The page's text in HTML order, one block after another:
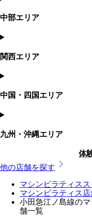
中部エリア
関西エリア
中国・四国エリア
九州・沖縄エリア
体
他の店舗を探す
マシンピラティスス
マシンピラティス
小田急江ノ島線の
舗一覧